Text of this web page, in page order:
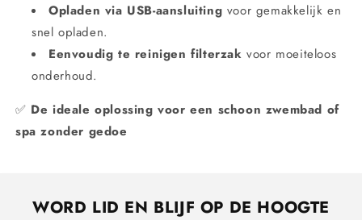
Opladen via USB-aansluiting voor gemakkelijk en
snel opladen.
Eenvoudig te reinigen filterzak voor moeiteloos
onderhoud.
✅ De ideale oplossing voor een schoon zwembad of
spa zonder gedoe
WORD LID EN BLIJF OP DE HOOGTE